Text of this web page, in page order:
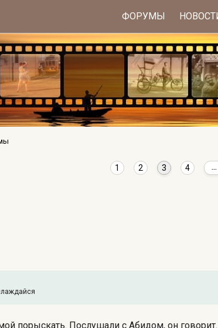
ФОРУМЫ
1 2 3 4
порыскать. Послушали с Абидом, он